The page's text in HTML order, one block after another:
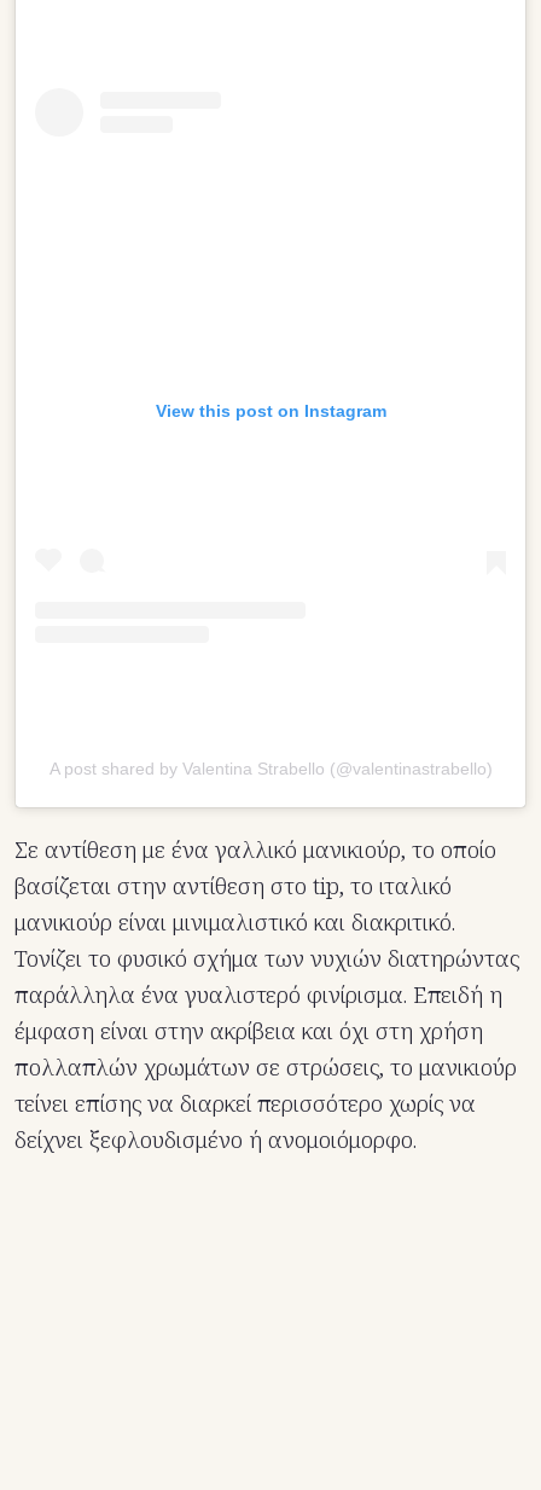
View this post on Instagram
A post shared by Valentina Strabello (@valentinastrabello)
Σε αντίθεση με ένα γαλλικό μανικιούρ, το οποίο
βασίζεται στην αντίθεση στο tip, το ιταλικό
μανικιούρ είναι μινιμαλιστικό και διακριτικό.
Τονίζει το φυσικό σχήμα των νυχιών διατηρώντας
παράλληλα ένα γυαλιστερό φινίρισμα. Επειδή η
έμφαση είναι στην ακρίβεια και όχι στη χρήση
πολλαπλών χρωμάτων σε στρώσεις, το μανικιούρ
τείνει επίσης να διαρκεί περισσότερο χωρίς να
δείχνει ξεφλουδισμένο ή ανομοιόμορφο.